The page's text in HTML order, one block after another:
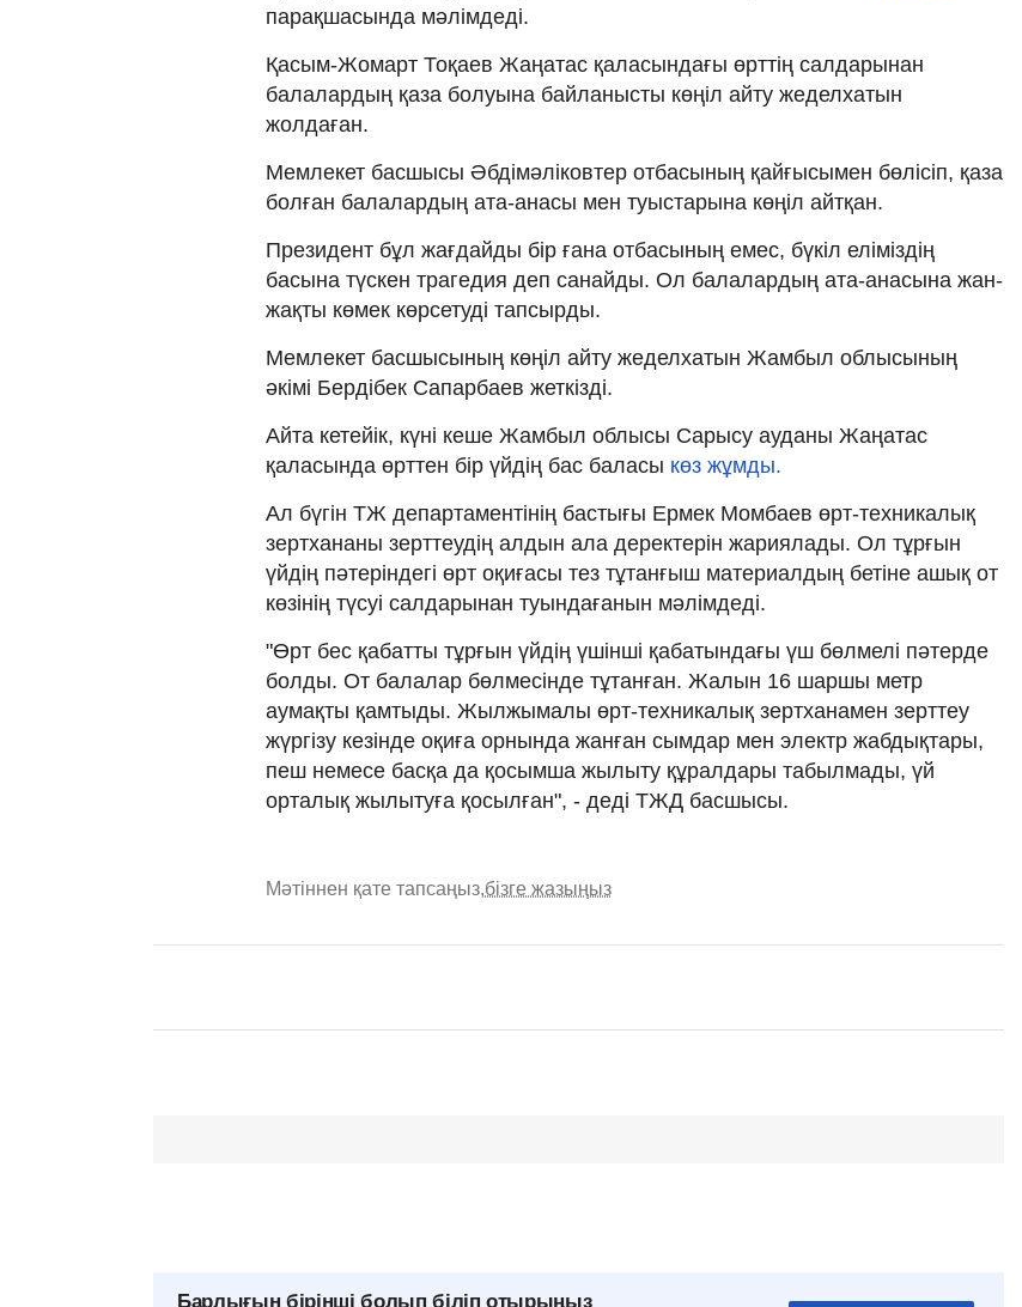
парақшасында мәлімдеді.
Қасым-Жомарт Тоқаев Жаңатас қаласындағы өрттің салдарынан
балалардың қаза болуына байланысты көңіл айту жеделхатын
жолдаған.
Мемлекет басшысы Әбдімәліковтер отбасының қайғысымен бөлісіп, қаза
болған балалардың ата-анасы мен туыстарына көңіл айтқан.
Президент бұл жағдайды бір ғана отбасының емес, бүкіл еліміздің
басына түскен трагедия деп санайды. Ол балалардың ата-анасына жан-
жақты көмек көрсетуді тапсырды.
Мемлекет басшысының көңіл айту жеделхатын Жамбыл облысының
әкімі Бердібек Сапарбаев жеткізді.
Айта кетейік, күні кеше Жамбыл облысы Сарысу ауданы Жаңатас
қаласында өрттен бір үйдің бас баласы көз жұмды.
Ал бүгін ТЖ департаментінің бастығы Ермек Момбаев өрт-техникалық
зертхананы зерттеудің алдын ала деректерін жариялады. Ол тұрғын
үйдің пәтеріндегі өрт оқиғасы тез тұтанғыш материалдың бетіне ашық от
көзінің түсуі салдарынан туындағанын мәлімдеді.
"Өрт бес қабатты тұрғын үйдің үшінші қабатындағы үш бөлмелі пәтерде
болды. От балалар бөлмесінде тұтанған. Жалын 16 шаршы метр
аумақты қамтыды. Жылжымалы өрт-техникалық зертханамен зерттеу
жүргізу кезінде оқиға орнында жанған сымдар мен электр жабдықтары,
пеш немесе басқа да қосымша жылыту құралдары табылмады, үй
орталық жылытуға қосылған", - деді ТЖД басшысы.
Мәтіннен қате тапсаңыз,бізге жазыңыз
Барлығын бірінші болып біліп отырыңыз